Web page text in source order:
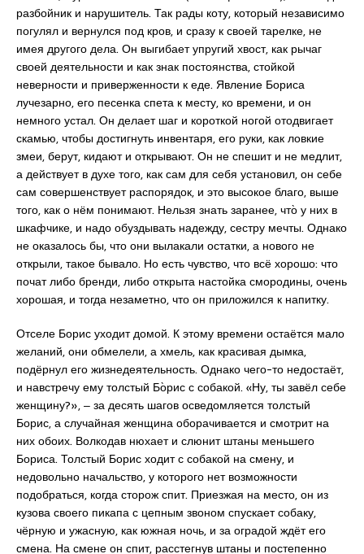
разбойник и нарушитель. Так рады коту, который независимо
погулял и вернулся под кров, и сразу к своей тарелке, не
имея другого дела. Он выгибает упругий хвост, как рычаг
своей деятельности и как знак постоянства, стойкой
неверности и приверженности к еде. Явление Бориса
лучезарно, его песенка спета к месту, ко времени, и он
немного устал. Он делает шаг и короткой ногой отодвигает
скамью, чтобы достигнуть инвентаря, его руки, как ловкие
змеи, берут, кидают и открывают. Он не спешит и не медлит,
а действует в духе того, как сам для себя установил, он себе
сам совершенствует распорядок, и это высокое благо, выше
того, как о нём понимают. Нельзя знать заранее, что̀ у них в
шкафчике, и надо обуздывать надежду, сестру мечты. Однако
не оказалось бы, что они вылакали остатки, а нового не
открыли, такое бывало. Но есть чувство, что всё хорошо: что
почат либо бренди, либо открыта настойка смородины, очень
хорошая, и тогда незаметно, что он приложился к напитку.
Отселе Борис уходит домой. К этому времени остаётся мало
желаний, они обмелели, а хмель, как красивая дымка,
подёрнул его жизнедеятельность. Однако чего-то недостаёт,
и навстречу ему толстый Бо̀рис с собакой. «Ну, ты завёл себе
женщину?», ‒ за десять шагов осведомляется толстый
Борис, а случайная женщина оборачивается и смотрит на
них обоих. Волкодав нюхает и слюнит штаны меньшего
Бориса. Толстый Борис ходит с собакой на смену, и
недовольно начальство, у которого нет возможности
подобраться, когда сторож спит. Приезжая на место, он из
кузова своего пикапа с цепным звоном спускает собаку,
чёрную и ужасную, как южная ночь, и за оградой ждёт его
смена. На смене он спит, расстегнув штаны и постепенно